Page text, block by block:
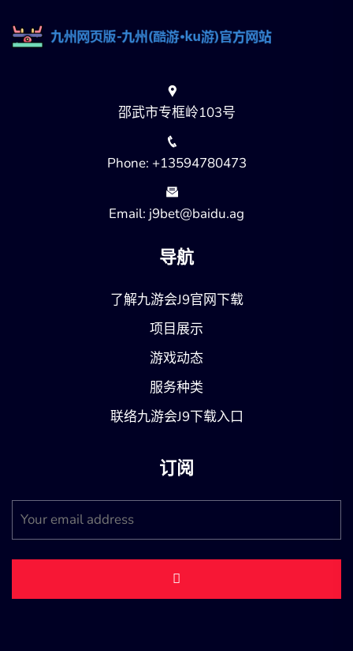
邵武市专框岭103号
Phone: +13594780473
Email: j9bet@baidu.ag
导航
了解九游会J9官网下载
项目展示
游戏动态
服务种类
联络九游会J9下载入口
订阅